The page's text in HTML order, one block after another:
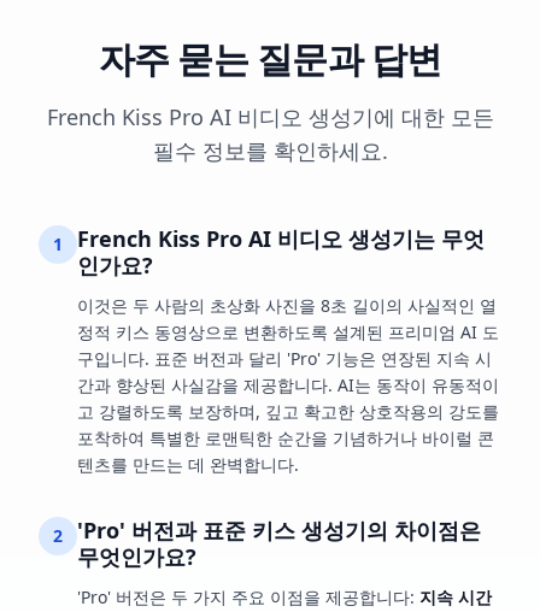
자주 묻는 질문과 답변
French Kiss Pro AI 비디오 생성기에 대한 모든
필수 정보를 확인하세요.
1
French Kiss Pro AI 비디오 생성기는 무엇
인가요?
이것은 두 사람의 초상화 사진을 8초 길이의 사실적인 열
정적 키스 동영상으로 변환하도록 설계된 프리미엄 AI 도
구입니다. 표준 버전과 달리 'Pro' 기능은 연장된 지속 시
간과 향상된 사실감을 제공합니다. AI는 동작이 유동적이
고 강렬하도록 보장하며, 깊고 확고한 상호작용의 강도를
포착하여 특별한 로맨틱한 순간을 기념하거나 바이럴 콘
텐츠를 만드는 데 완벽합니다.
2
'Pro' 버전과 표준 키스 생성기의 차이점은
무엇인가요?
'Pro' 버전은 두 가지 주요 이점을 제공합니다: 지속 시간